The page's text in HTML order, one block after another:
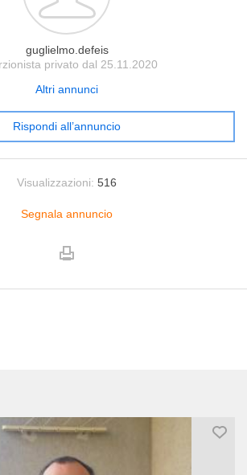
guglielmo.defeis
privato dal 25.11.2020
Altri annunci
Rispondi all’annuncio
Visualizzazioni: 516
Segnala annuncio